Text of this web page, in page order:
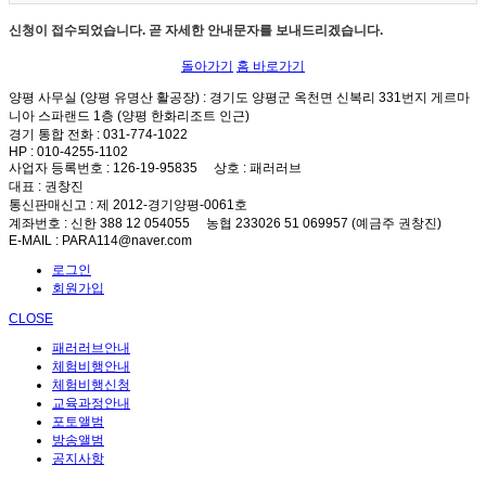
신청이 접수되었습니다. 곧 자세한 안내문자를 보내드리겠습니다.
돌아가기 홈 바로가기
양평 사무실 (양평 유명산 활공장) : 경기도 양평군 옥천면 신복리 331번지 게르마
니아 스파랜드 1층 (양평 한화리조트 인근)
경기 통합 전화 : 031-774-1022
HP : 010-4255-1102
사업자 등록번호 : 126-19-95835 상호 : 패러러브
대표 : 권창진
통신판매신고 : 제 2012-경기양평-0061호
계좌번호 : 신한 388 12 054055 농협 233026 51 069957 (예금주 권창진)
E-MAIL : PARA114@naver.com
로그인
회원가입
CLOSE
패러러브안내
체험비행안내
체험비행신청
교육과정안내
포토앨범
방송앨범
공지사항